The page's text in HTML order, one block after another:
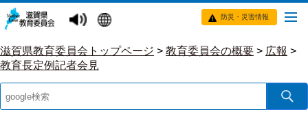
防災・災害情報
滋賀県教育委員会トップページ > 教育委員会の概要 > 広報 >
教育長定例記者会見